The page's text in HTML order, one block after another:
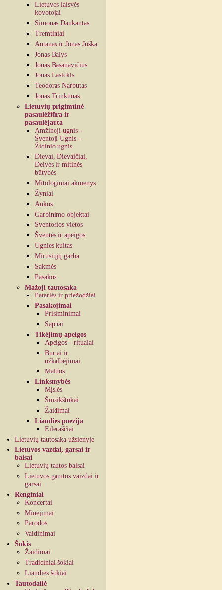
Lietuvos laisvės
kovotojai
Simonas Daukantas
Tremtiniai
Antanas ir Jonas Juška
Jonas Balys
Jonas Basanavičius
Jonas Lasickis
Teodoras Narbutas
Jonas Trinkūnas
Lietuvių prigimtinė
pasaulėžiūra ir
pasaulėjauta
Amžinoji ugnis -
Šventoji Ugnis -
Židinio ugnis
Dievai, Dievaičiai,
Deivės ir mitinės
būtybės
Mitologiniai akmenys
Žyniai
Aukos
Garbinimo objektai
Šventosios vietos
Šventės ir apeigos
Ugnies kultas
Mirusiųjų garba
Sakmės
Pasakos
Mažoji tautosaka
Patarlės ir priežodžiai
Pasakojimai
Prisiminimai
Sapnai
Tikėjimų apeigos
Apeigos - ritualai
Burtai ir
užkalbėjimai
Maldos
Linksmybės
Mįslės
Šmaikštukai
Žaidimai
Liaudies poezija
Eilėraščiai
Lietuvių tautosaka užsienyje
Lietuvos vazdai, garsai ir
balsai
Lietuvių tautos balsai
Lietuvos gamtos vaizdai ir
garsai
Renginiai
Koncertai
Minėjimai
Parodos
Vaidinimai
Šokis
Žaidimai
Tradiciniai šokiai
Liaudies šokiai
Tautodailė